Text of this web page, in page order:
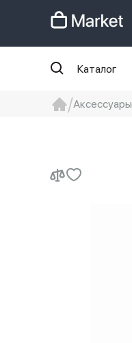
Каталог
Аксессуары